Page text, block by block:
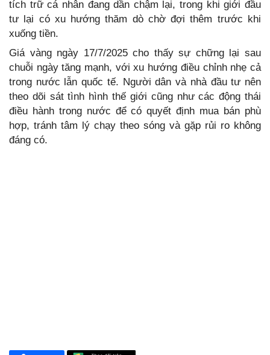
tích trữ cá nhân đang dần chậm lại, trong khi giới đầu
tư lại có xu hướng thăm dò chờ đợi thêm trước khi
xuống tiền.
Giá vàng ngày 17/7/2025 cho thấy sự chững lại sau
chuỗi ngày tăng mạnh, với xu hướng điều chỉnh nhẹ cả
trong nước lẫn quốc tế. Người dân và nhà đầu tư nên
theo dõi sát tình hình thế giới cũng như các động thái
điều hành trong nước để có quyết định mua bán phù
hợp, tránh tâm lý chạy theo sóng và gặp rủi ro không
đáng có.